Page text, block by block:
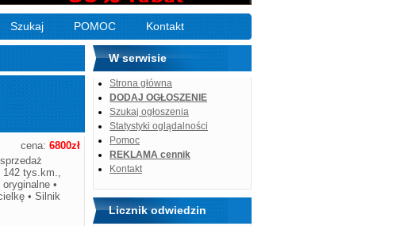
Szukaj POMOC Kontakt
142 tys.km.,
•
• Silnik
cena: 6800zł
W serwisie
Strona główna
DODAJ OGŁOSZENIE
Szukaj ogłoszenia
Statystyki oglądalności
Pomoc
REKLAMA cennik
Kontakt
Licznik odwiedzin